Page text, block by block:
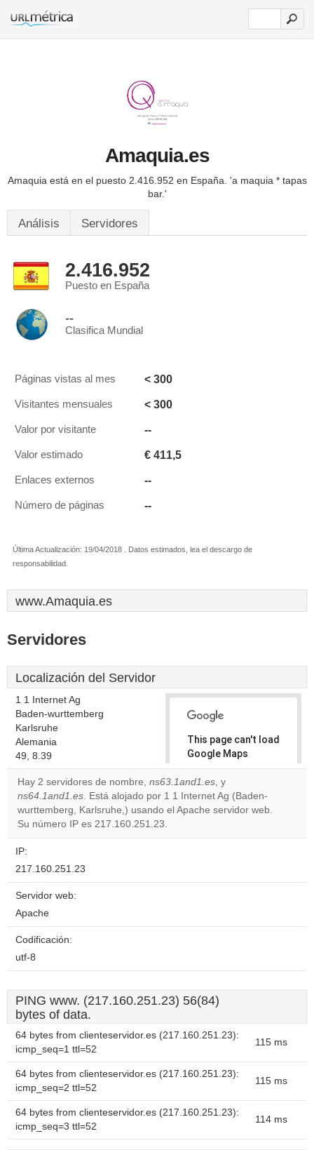
Amaquia.es
Amaquia está en el puesto 2.416.952 en España. 'a maquia * tapas
bar.'
Análisis Servidores
2.416.952
Puesto en España
--
Clasifica Mundial
Páginas vistas al mes < 300
Visitantes mensuales < 300
Valor por visitante --
Valor estimado € 411,5
Enlaces externos --
Número de páginas --
Última Actualización: 19/04/2018 . Datos estimados, lea el descargo de
responsabilidad.
www.Amaquia.es
Servidores
Localización del Servidor
1 1 Internet Ag
Baden-wurttemberg
Karlsruhe
Alemania
49, 8.39
This page can't load
Google Maps
correctly.
Do you
own this
OK
Hay 2 servidores de nombre, ns63.1and1.es, y
ns64.1and1.es. Está alojado por 1 1 Internet Ag (Baden-
wurttemberg, Karlsruhe,) usando el Apache servidor web.
Su número IP es 217.160.251.23.
IP:
217.160.251.23
Servidor web:
Apache
Codificación:
utf-8
PING www. (217.160.251.23) 56(84)
bytes of data.
64 bytes from clienteservidor.es (217.160.251.23):
icmp_seq=1 ttl=52
115 ms
64 bytes from clienteservidor.es (217.160.251.23):
icmp_seq=2 ttl=52
115 ms
64 bytes from clienteservidor.es (217.160.251.23):
icmp_seq=3 ttl=52
114 ms